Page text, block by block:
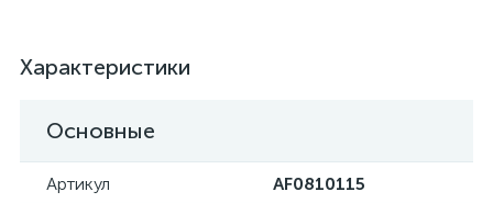
Характеристики
Основные
Артикул AF0810115